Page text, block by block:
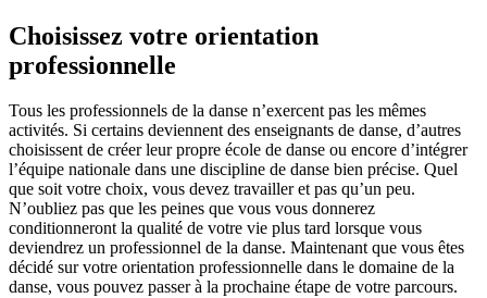
Choisissez votre orientation
professionnelle
Tous les professionnels de la danse n’exercent pas les mêmes
activités. Si certains deviennent des enseignants de danse, d’autres
choisissent de créer leur propre école de danse ou encore d’intégrer
l’équipe nationale dans une discipline de danse bien précise. Quel
que soit votre choix, vous devez travailler et pas qu’un peu.
N’oubliez pas que les peines que vous vous donnerez
conditionneront la qualité de votre vie plus tard lorsque vous
deviendrez un professionnel de la danse. Maintenant que vous êtes
décidé sur votre orientation professionnelle dans le domaine de la
danse, vous pouvez passer à la prochaine étape de votre parcours.